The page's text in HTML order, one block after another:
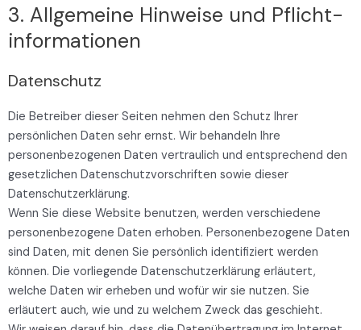
3. Allgemeine Hinweise und Pflicht­
informationen
Datenschutz
Die Betreiber dieser Seiten nehmen den Schutz Ihrer
persönlichen Daten sehr ernst. Wir behandeln Ihre
personenbezogenen Daten vertraulich und entsprechend den
gesetzlichen Datenschutzvorschriften sowie dieser
Datenschutzerklärung.
Wenn Sie diese Website benutzen, werden verschiedene
personenbezogene Daten erhoben. Personenbezogene Daten
sind Daten, mit denen Sie persönlich identifiziert werden
können. Die vorliegende Datenschutzerklärung erläutert,
welche Daten wir erheben und wofür wir sie nutzen. Sie
erläutert auch, wie und zu welchem Zweck das geschieht.